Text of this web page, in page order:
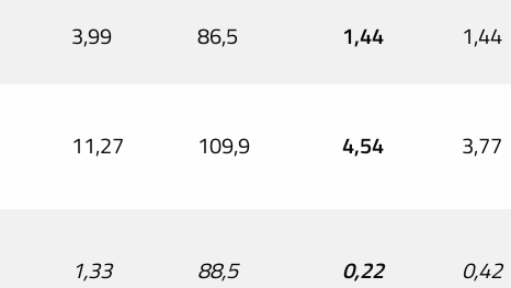
3,99 86,5 1,44 1,44
11,27 109,9 4,54 3,77
1,33 88,5 0,22 0,42